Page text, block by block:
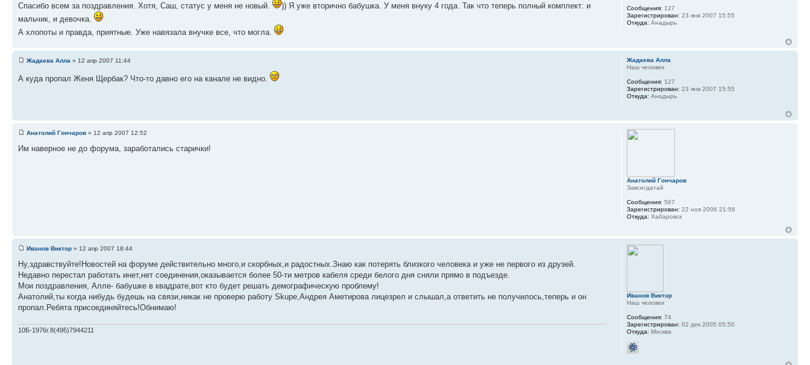
Спасибо всем за поздравления. Хотя, Саш, статус у меня не новый.
)) Я уже вторично бабушка. У меня внуку 4 года. Так что теперь полный комплект: и
мальчик, и девочка.
А хлопоты и правда, приятные. Уже навязала внучке все, что могла.
Сообщения: 127
Зарегистрирован: 23 янв 2007 15:55
Откуда: Анадырь
Жадаева Алла » 12 апр 2007 11:44
А куда пропал Женя Щербак? Что-то давно его на канале не видно.
Жадаева Алла
Наш человек
Сообщения: 127
Зарегистрирован: 23 янв 2007 15:55
Откуда: Анадырь
Анатолий Гончаров » 12 апр 2007 12:52
Им наверное не до форума, заработались старички!
Анатолий Гончаров
Завсегдатай
Сообщения: 567
Зарегистрирован: 22 ноя 2006 21:56
Откуда: Хабаровск
Иванов Виктор » 12 апр 2007 18:44
Ну,здравствуйте!Новостей на форуме действительно много,и скорбных,и радостных.Знаю как потерять близкого человека и уже не первого из друзей.
Недавно перестал работать инет,нет соединения,оказывается более 50-ти метров кабеля среди белого дня сняли прямо в подъезде.
Мои поздравления, Алле- бабушке в квадрате,вот кто будет решать демографическую проблему!
Анатолий,ты когда нибудь будешь на связи,никак не проверю работу Skupe,Андрея Аметирова лицезрел и слышал,а ответить не получилось,теперь и он
пропал.Ребята присоединяйтесь!Обнимаю!
10Б-1976г.8(495)7944211
Иванов Виктор
Наш человек
Сообщения: 74
Зарегистрирован: 02 дек 2005 05:50
Откуда: Москва